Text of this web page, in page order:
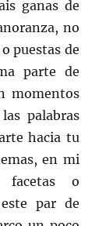
ganas de
no
puestas de
parte de
momentos
palabras
hacia tu
en mi
o
par de